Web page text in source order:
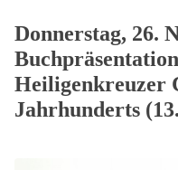
Donnerstag, 26.
Heiligenkreuzer
Jahrhunderts